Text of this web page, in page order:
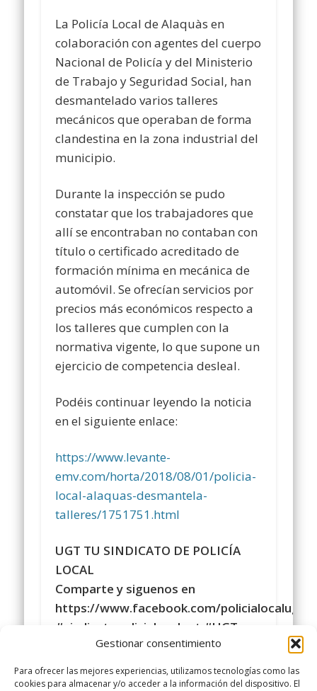
Gestionar consentimiento
Para ofrecer las mejores experiencias, utilizamos tecnologías como las
cookies para almacenar y/o acceder a la información del dispositivo. El
La Policía Local de Alaquàs en
colaboración con agentes del cuerpo
Nacional de Policía y del Ministerio
de Trabajo y Seguridad Social, han
desmantelado varios talleres
mecánicos que operaban de forma
clandestina en la zona industrial del
municipio.
Durante la inspección se pudo
constatar que los trabajadores que
allí se encontraban no contaban con
título o certificado acreditado de
formación mínima en mecánica de
automóvil. Se ofrecían servicios por
precios más económicos respecto a
los talleres que cumplen con la
normativa vigente, lo que supone un
ejercicio de competencia desleal.
Podéis continuar leyendo la noticia
en el siguiente enlace:
https://www.levante-
emv.com/horta/2018/08/01/policia-
local-alaquas-desmantela-
talleres/1751751.html
UGT TU SINDICATO DE POLICÍA
LOCAL
Comparte y siguenos en
https://www.facebook.com/policialocalugt/
#sindicatopolicialocalugt #UGT
Instagram
@sindicatopolicialocalugt
+Sindicato Policía Local UGT UGT